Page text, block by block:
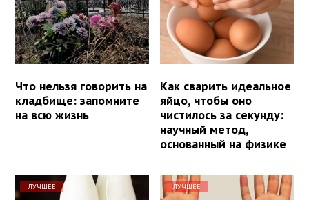
Что нельзя говорить на
кладбище: запомните
на всю жизнь
Как сварить идеальное
яйцо, чтобы оно
чистилось за секунду:
научный метод,
основанный на физике
ЛУЧШЕЕ ЛУЧШЕЕ